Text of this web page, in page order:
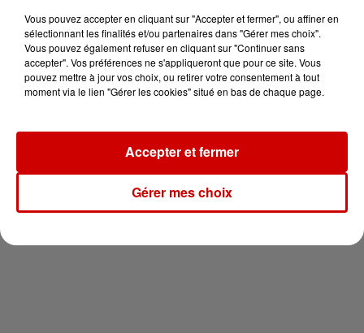
Destination Vacances : inscrivez-
vous !
Newsletter
Vous pouvez accepter en cliquant sur "Accepter et fermer", ou affiner en
sélectionnant les finalités et/ou partenaires dans "Gérer mes choix".
Vous pouvez également refuser en cliquant sur "Continuer sans
accepter". Vos préférences ne s'appliqueront que pour ce site. Vous
pouvez mettre à jour vos choix, ou retirer votre consentement à tout
moment via le lien "Gérer les cookies" situé en bas de chaque page.
Gérer mes choix
Accepter et fermer